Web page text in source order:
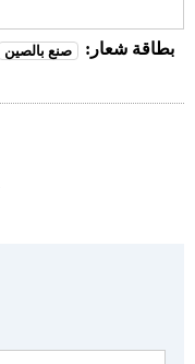
بطاقة شعار: صنع بالصين